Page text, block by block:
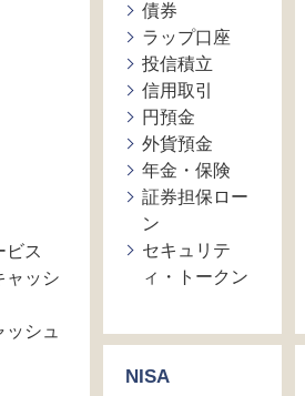
ビス
ャッシ
シュ
債券
ラップ口座
投信積立
信用取引
円預金
外貨預金
年金・保険
証券担保ロー
ン
セキュリテ
ィ・トークン
NISA